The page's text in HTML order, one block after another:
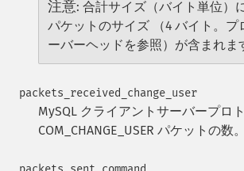
注意: 合計サイズ（バイト単位）
パケットのサイズ （4 バイト。プ
ーバーヘッドを参照）が含まれま
packets_received_change_user
MySQL クライアントサーバープロ
COM_CHANGE_USER パケットの数。